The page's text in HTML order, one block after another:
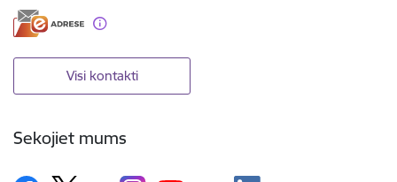
Visi kontakti
Sekojiet mums